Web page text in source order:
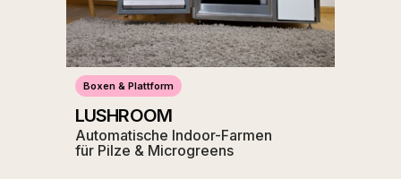
Boxen & Plattform
LUSHROOM
Automatische Indoor-Farmen
für Pilze & Microgreens